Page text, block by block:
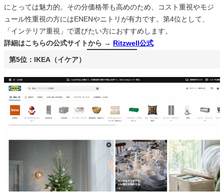
にとっては魅力的。その分価格帯も高めのため、コスト重視やモジ
ュール性重視の方にはENENやニトリが有力です。第4位として、
「インテリア重視」で選びたい方におすすめします。
詳細はこちらの公式サイトから → Ritzwell公式
第5位：IKEA（イケア）